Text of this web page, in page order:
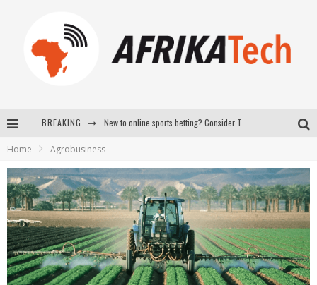
BREAKING
How Technology Has Changed Sports
E-COMMERCE: FOR TABASKI, AFRIMARKET AND LEBARA DELIVER SHEEP TO AFRICA VIA INTERNET
La Révolution Silencieuse : Quand Les Entrepreneurs Africains Décident de ne Plus se Taire
Home Agrobusiness